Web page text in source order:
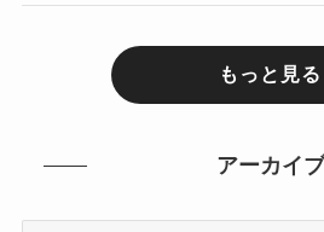
もっと見る
アーカイブ